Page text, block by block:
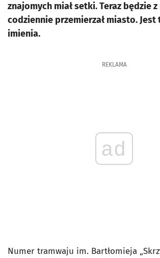
znajomych miał setki. Teraz będzie
codziennie przemierzał miasto. Jest
imienia.
REKLAMA
ad
Numer tramwaju im. Bartłomieja